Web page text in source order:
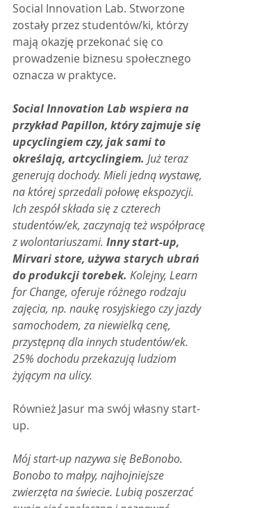
Social Innovation Lab. Stworzone
zostały przez studentów/ki, którzy
mają okazję przekonać się co
prowadzenie biznesu społecznego
oznacza w praktyce.
Social Innovation Lab wspiera na
przykład Papillon, który zajmuje się
upcyclingiem czy, jak sami to
określają, artcyclingiem. Już teraz
generują dochody. Mieli jedną wystawę,
na której sprzedali połowę ekspozycji.
Ich zespół składa się z czterech
studentów/ek, zaczynają też współpracę
z wolontariuszami. Inny start-up,
Mirvari store, używa starych ubrań
do produkcji torebek. Kolejny, Learn
for Change, oferuje różnego rodzaju
zajęcia, np. naukę rosyjskiego czy jazdy
samochodem, za niewielką cenę,
przystępną dla innych studentów/ek.
25% dochodu przekazują ludziom
żyjącym na ulicy.
Również Jasur ma swój własny start-
up.
Mój start-up nazywa się BeBonobo.
Bonobo to małpy, najhojniejsze
zwierzęta na świecie. Lubią poszerzać